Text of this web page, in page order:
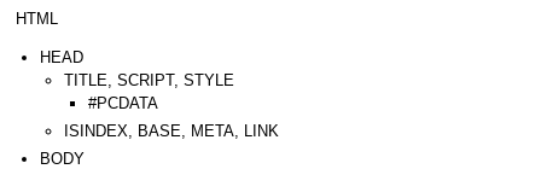
HTML
HEAD
TITLE, SCRIPT, STYLE
#PCDATA
ISINDEX, BASE, META, LINK
BODY